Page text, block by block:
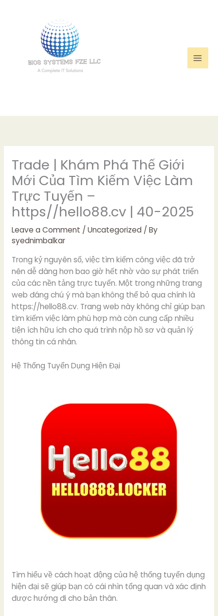
Trade | Khám Phá Thế Giới
Mới Của Tìm Kiếm Việc Làm
Trực Tuyến –
https//hello88.cv | 40-2025
Leave a Comment / Uncategorized/ By
syednimbalkar
Trong kỷ nguyên số, việc tìm kiếm công việc đã trở
nên dễ dàng hơn bao giờ hết nhờ vào sự phát triển
của các nền tảng trực tuyến. Một trong những trang
web đáng chú ý mà bạn không thể bỏ qua chính là
https://hello88.cv. Trang web này không chỉ giúp bạn
tìm kiếm việc làm phù hợp mà còn cung cấp nhiều
tiện ích hữu ích cho quá trình nộp hồ sơ và quản lý
thông tin cá nhân.
Hệ Thống Tuyển Dụng Hiện Đại
Tìm hiểu về cách hoạt động của hệ thống tuyển dụng
hiện đại sẽ giúp bạn có cái nhìn tổng quan và xác định
được hướng đi cho bản thân.